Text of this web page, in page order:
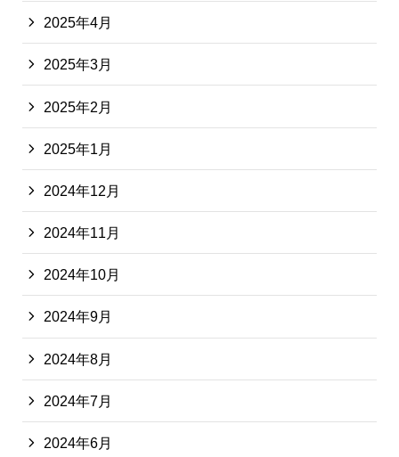
2025年4月
2025年3月
2025年2月
2025年1月
2024年12月
2024年11月
2024年10月
2024年9月
2024年8月
2024年7月
2024年6月